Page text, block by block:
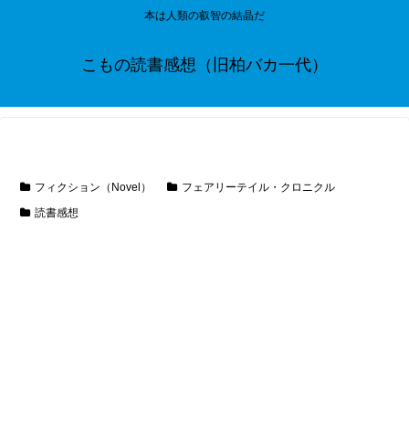
本は人類の叡智の結晶だ
こもの読書感想（旧柏バカ一代）
フィクション（Novel）
フェアリーテイル・クロニクル
読書感想